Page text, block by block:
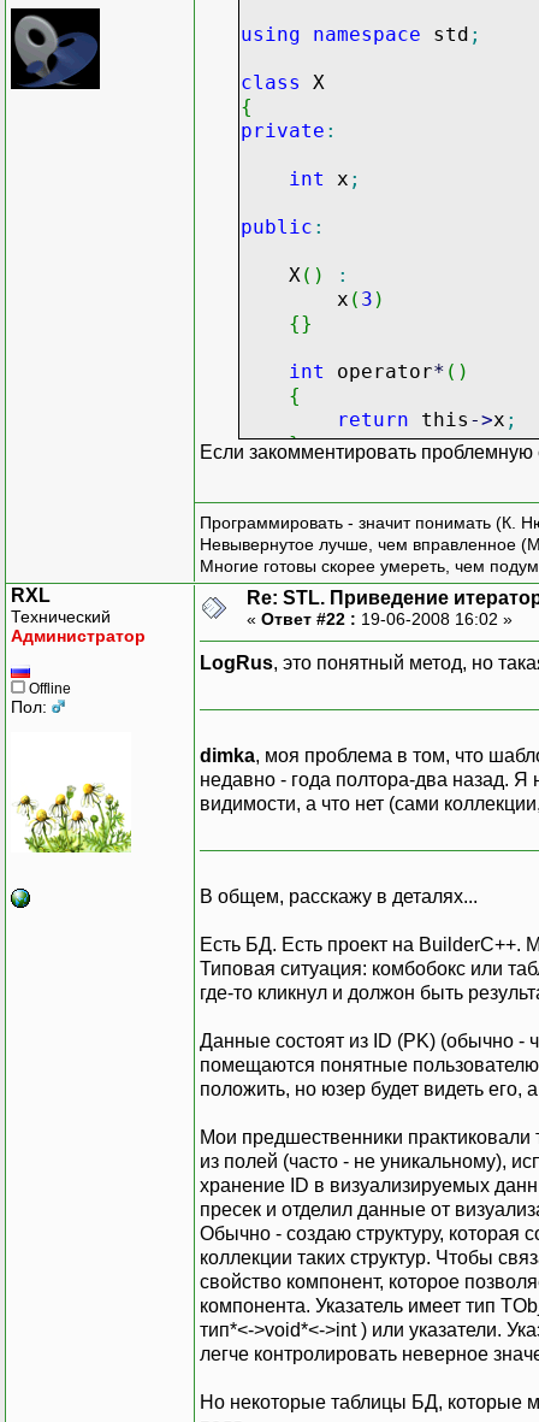
using namespace std ;
class
X
{
private :
int x ;
public :
X ( )
:
x ( 3 )
{}
int operator* ( )
{
return this ->x ;
}
intmain(
)
{
X x;
cout << *x<<endl;
void *y= (void *)x ;
return 0;
}
Если закомментировать проблемную
Программировать - значит понимать (К.
Невывернутое лучше, чем вправленное
Многие готовы скорее умереть, чем
RXL
Технический
Администратор
Offline
Пол:
Re: STL. Приведение
« Ответ #22 : 19-06-2008 16:02 »
LogRus, это понятный метод, но
dimka, моя проблема в том, что
недавно - года полтора-два назад. Я
видимости, а что нет (сами
В общем, расскажу в деталях...
Есть БД. Есть проект на BuilderC++.
Типовая ситуация: комбобокс или
где-то кликнул и должон быть
Данные состоят из ID (PK) (обычно -
помещаются понятные
положить, но юзер будет видеть его,
Мои предшественники практиковали
из полей (часто - не уникальному),
хранение ID в визуализируемых
пресек и отделил данные от
Обычно - создаю структуру, которая
коллекции таких структур. Чтобы
свойство компонент, которое
компонента. Указатель имеет тип
тип*<->void*<->int ) или указатели.
легче контролировать неверное
Но некоторые таблицы БД, которые